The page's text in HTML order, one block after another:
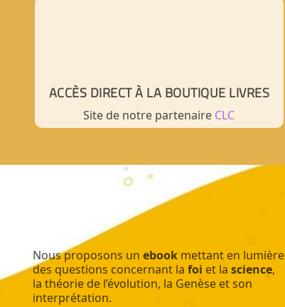
ACCÈS DIRECT À LA BOUTIQUE LIVRES
Site de notre partenaire CLC
Nous proposons un ebook mettant en lumière
des questions concernant la foi et la science,
la théorie de l’évolution, la Genèse et son
interprétation.